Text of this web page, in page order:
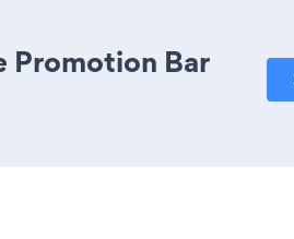
Promotion Bar